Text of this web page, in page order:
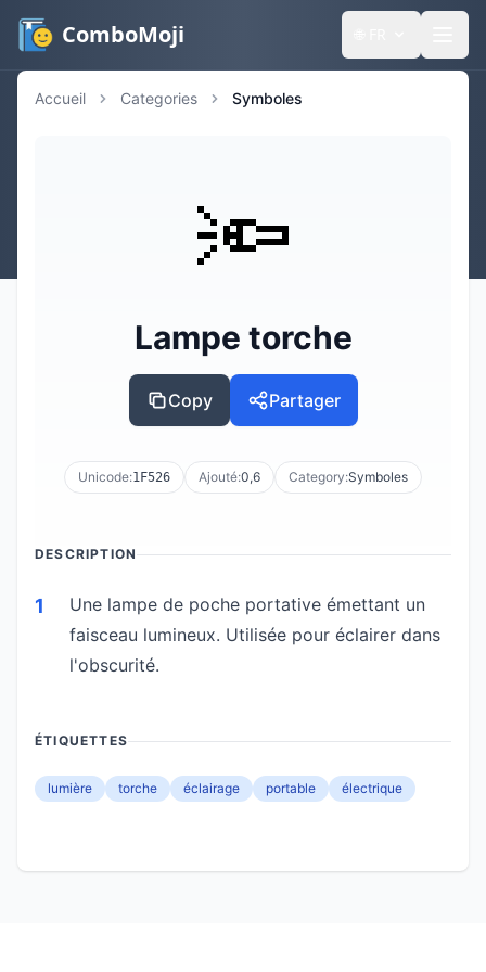
ComboMoji
Accueil Categories Symboles
🔦
Lampe torche
Copy Partager
Unicode:1F526 Ajouté:0,6 Category:Symboles
DESCRIPTION
1
Une lampe de poche portative émettant un
faisceau lumineux. Utilisée pour éclairer dans
l'obscurité.
ÉTIQUETTES
lumière torche éclairage portable électrique